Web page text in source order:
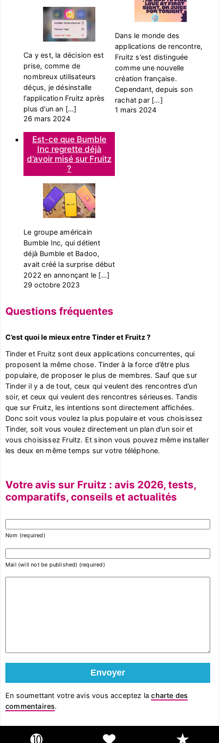
Ca y est, la décision est
prise, comme de
nombreux utilisateurs
déçus, je désinstalle
l’application Fruitz après
plus d’un an […]
26 mars 2024
Dans le monde des
applications de rencontre,
Fruitz s’est distinguée
comme une nouvelle
création française.
Cependant, depuis son
rachat par […]
1 mars 2024
Est-ce que Bumble
Inc regrette déjà
d’avoir misé sur Fruitz
?
Le groupe américain
Bumble Inc, qui détient
déjà Bumble et Badoo,
avait créé la surprise début
2022 en annonçant le […]
29 octobre 2023
Questions fréquentes
C’est quoi le mieux entre Tinder et Fruitz ?
Tinder et Fruitz sont deux applications concurrentes, qui
proposent la même chose. Tinder à la force d’être plus
populaire, de proposer le plus de membres. Sauf que sur
Tinder il y a de tout, ceux qui veulent des rencontres d’un
soir, et ceux qui veulent des rencontres sérieuses. Tandis
que sur Fruitz, les intentions sont directement affichées.
Donc soit vous voulez la plus populaire et vous choisissez
Tinder, soit vous voulez directement un plan d’un soir et
vous choisissez Fruitz. Et sinon vous pouvez même installer
les deux en même temps sur votre téléphone.
Votre avis sur Fruitz : avis 2026, tests,
comparatifs, conseils et actualités
Nom (required)
Mail (will not be published) (required)
En soumettant votre avis vous acceptez lacharte des
commentaires.